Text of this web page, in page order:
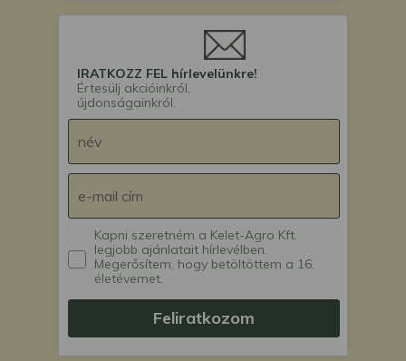
IRATKOZZ FEL hírlevelünkre!
Értesülj akcióinkról,
újdonságainkról.
Kapni szeretném a Kelet-Agro Kft.
legjobb ajánlatait hírlevélben.
Megerősítem, hogy betöltöttem a 16.
életévemet.
Feliratkozom